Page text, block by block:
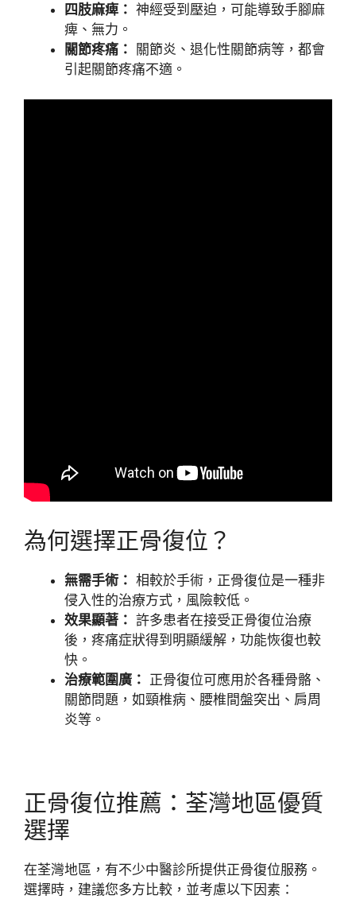
四肢麻痺： 神經受到壓迫，可能導致手腳麻
痺、無力。
關節疼痛：
關節炎、退化性關節病等，都會
引起關節疼痛不適。
為何選擇正骨復位？
無需手術： 相較於手術，正骨復位是一種非
侵入性的治療方式，風險較低。
效果顯著： 許多患者在接受正骨復位治療
後，疼痛症狀得到明顯緩解，功能恢復也較
快。
治療範圍廣： 正骨復位可應用於各種骨骼、
關節問題，如頸椎病、腰椎間盤突出、肩周
炎等。
正骨復位推薦：荃灣地區優質
選擇
在荃灣地區，有不少中醫診所提供正骨復位服務。
選擇時，建議您多方比較，並考慮以下因素：